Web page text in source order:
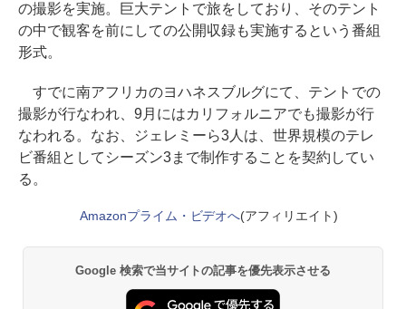
の撮影を実施。巨大テントで旅をしており、そのテント
の中で観客を前にしての公開収録も実施するという番組
形式。
すでに南アフリカのヨハネスブルグにて、テントでの
撮影が行なわれ、9月にはカリフォルニアでも撮影が行
なわれる。なお、ジェレミーら3人は、世界規模のテレ
ビ番組としてシーズン3まで制作することを契約してい
る。
Amazonプライム・ビデオへ(アフィリエイト)
Google 検索で当サイトの記事を優先表示させる